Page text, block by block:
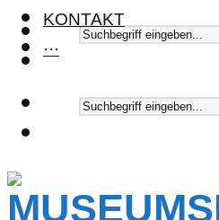
KONTAKT
···